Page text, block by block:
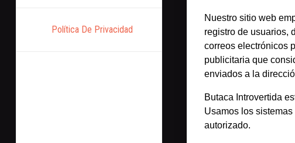
Política De Privacidad
Nuestro sitio web
registro de usuarios,
correos electrónicos
publicitaria que
enviados a la
Butaca Introvertida
Usamos los
autorizado.